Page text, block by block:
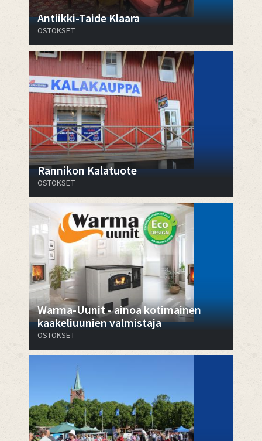
Antiikki-Taide Klaara
OSTOKSET
Rannikon Kalatuote
OSTOKSET
Warma-Uunit - ainoa kotimainen
kaakeliuunien valmistaja
OSTOKSET